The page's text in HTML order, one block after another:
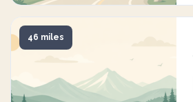
46 miles